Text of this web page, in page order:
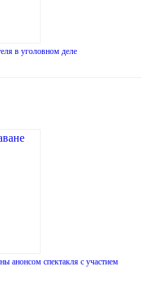
в уголовном деле
анонсом спектакля с участием